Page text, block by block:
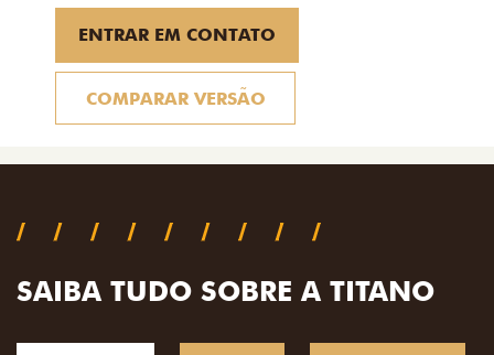
ENTRAR EM CONTATO
COMPARAR VERSÃO
SAIBA TUDO SOBRE A TITANO